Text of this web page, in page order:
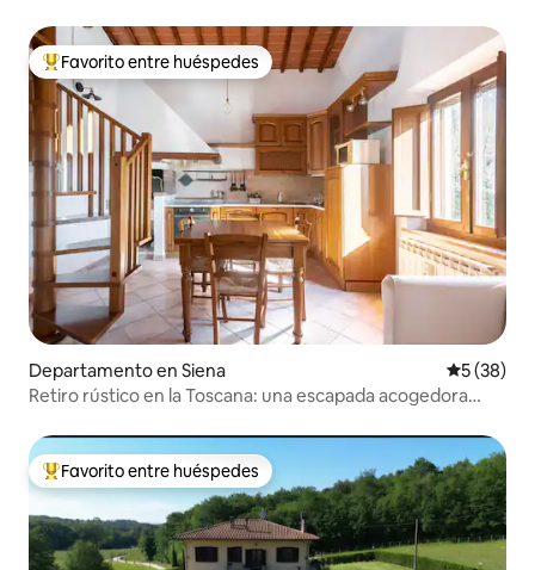
De los mejores en Favorito entre huéspedes
Favorito entre huéspedes
Departamento en Siena
5 (38)
Retiro rústico en la Toscana: una escapada acogedora
De los mejores en Favorito entre huéspedes
Favorito entre huéspedes